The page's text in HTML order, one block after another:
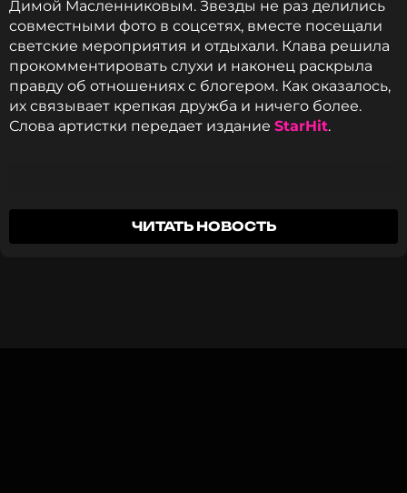
больше двух раз. И сейчас фанаты твердо
уверены, что уж на этот раз она наверняка
выходит замуж.
Димой Масленниковым. Звезды не раз делились
совместными фото в соцсетях, вместе посещали
светские мероприятия и отдыхали. Клава решила
прокомментировать слухи и наконец раскрыла
правду об отношениях с блогером. Как оказалось,
их связывает крепкая дружба и ничего более.
Слова артистки передает издание StarHit.
Дима - мой бро, но просто бро. Мы дружим
лет семь. Мы начинали вместе, он для меня
ЧИТАТЬ НОВОСТЬ